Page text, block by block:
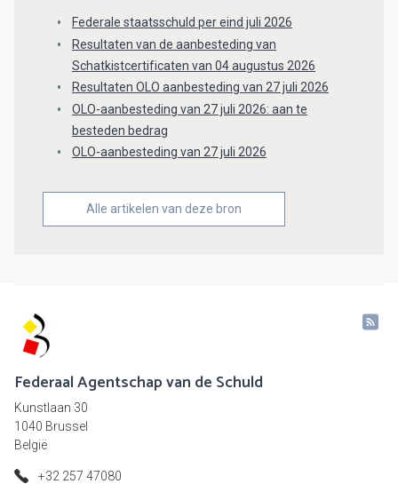
Federale staatsschuld per eind juli 2026
Resultaten van de aanbesteding van
Schatkistcertificaten van 04 augustus 2026
Resultaten OLO aanbesteding van 27 juli 2026
OLO-aanbesteding van 27 juli 2026: aan te
besteden bedrag
OLO-aanbesteding van 27 juli 2026
Alle artikelen van deze bron
Federaal Agentschap van de Schuld
Kunstlaan 30
1040 Brussel
België
+32 257 47080